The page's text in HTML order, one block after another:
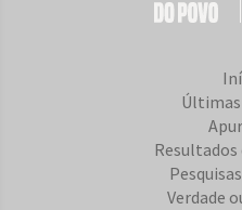
Resultados
Verdade